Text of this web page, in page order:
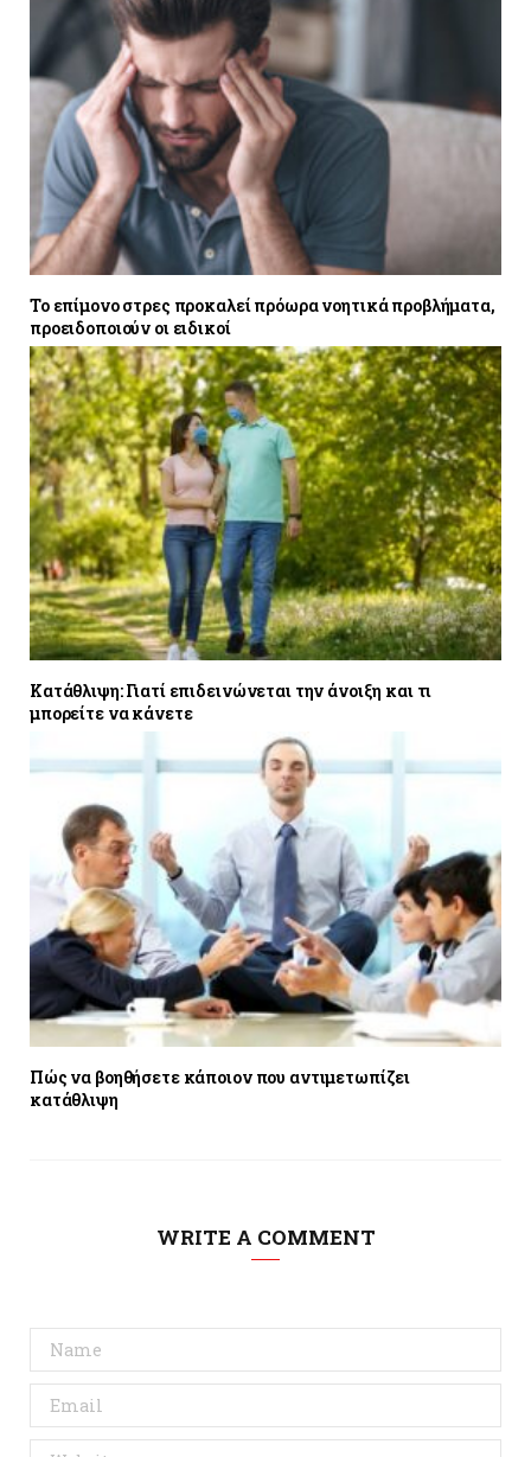
Το επίμονο στρες προκαλεί πρόωρα νοητικά προβλήματα,
προειδοποιούν οι ειδικοί
Κατάθλιψη: Γιατί επιδεινώνεται την άνοιξη και τι
μπορείτε να κάνετε
Πώς να βοηθήσετε κάποιον που αντιμετωπίζει
κατάθλιψη
WRITE A COMMENT